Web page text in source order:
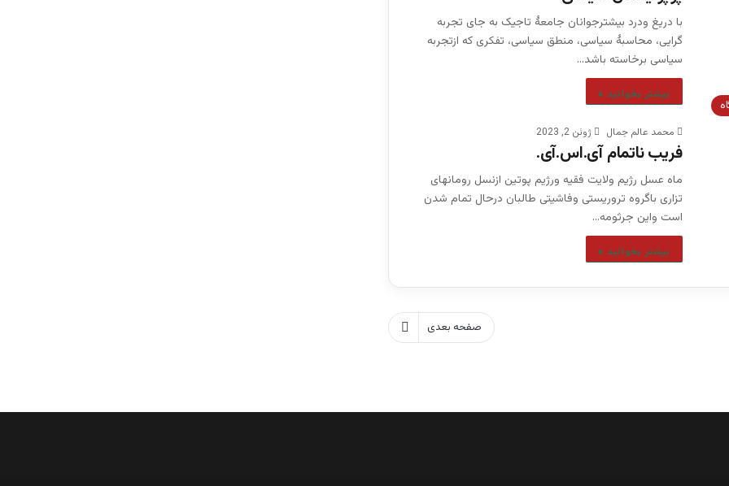
با دریغ ودرد بیشترجوانان جامعۀ تاجیک به جای تجربه
گرایی، محاسبۀ سیاسی، منطق سیاسی، تفکری که ازتجربه
سیاسی برخاسته باشد…
بیشتر بخوانید »
محمد عالم جمال ژوئن 2, 2023
فریب ناتمام آی.اس.آی.
ماه عسل رژیم ولایت فقیه ورژیم پوتین ازنسل رومانهای
تزاری باگروه تروریستی وفاشیتی طالبان درحال تمام شدن
است واین جرثومه…
بیشتر بخوانید »
صفحه بعدی